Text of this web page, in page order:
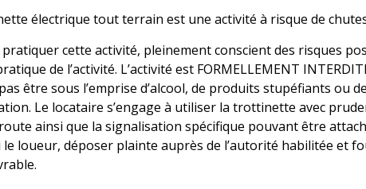
électrique tout terrain est une activité à risque de
pratiquer cette activité, pleinement conscient des risques
de l’activité. L’activité est FORMELLEMENT
être sous l’emprise d’alcool, de produits stupéfiants
Le locataire s’engage à utiliser la trottinette avec
ainsi que la signalisation spécifique pouvant être
loueur, déposer plainte auprès de l’autorité habilitée et